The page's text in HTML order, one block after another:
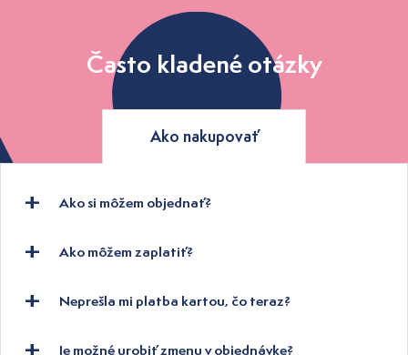
Často kladené otázky
Ako nakupovať
Ako si môžem objednať?
Ako môžem zaplatiť?
Neprešla mi platba kartou, čo teraz?
Je možné urobiť zmenu v objednávke?